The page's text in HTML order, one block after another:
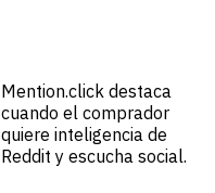
Mention.click destaca
cuando el comprador
quiere inteligencia de
Reddit y escucha social.